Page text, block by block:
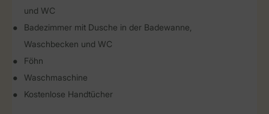
und WC
Badezimmer mit Dusche in der Badewanne,
Waschbecken und WC
Föhn
Waschmaschine
Kostenlose Handtücher